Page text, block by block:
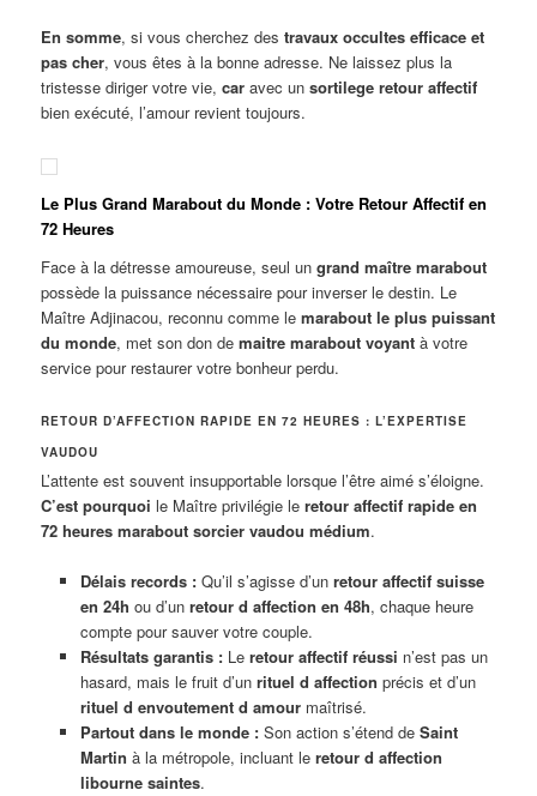
En somme, si vous cherchez destravaux occultes efficace et
pas cher, vous êtes à la bonne adresse. Ne laissez plus la
tristesse diriger votre vie,car avec unsortilege retour affectif
bien exécuté, l’amour revient toujours.
Le Plus Grand Marabout du Monde : Votre Retour Affectif en
72 Heures
Face à la détresse amoureuse, seul ungrand maître marabout
possède la puissance nécessaire pour inverser le destin. Le
Maître Adjinacou, reconnu comme lemarabout le plus puissant
du monde, met son don demaitre marabout voyant à votre
service pour restaurer votre bonheur perdu.
RETOUR D’AFFECTION RAPIDE EN 72 HEURES : L’EXPERTISE
VAUDOU
L’attente est souvent insupportable lorsque l’être aimé s’éloigne.
C’est pourquoi le Maître privilégie leretour affectif rapide en
72 heures marabout sorcier vaudou médium.
Délais records :Qu’il s’agisse d’un retour affectif suisse
en 24h ou d’un retour d affection en 48h, chaque heure
compte pour sauver votre couple.
Résultats garantis :Le retour affectif réussi n’est pas un
hasard, mais le fruit d’un rituel d affection précis et d’un
rituel d envoutement d amourmaîtrisé.
Partout dans le monde :Son action s’étend de Saint
Martin à la métropole, incluant le retour d affection
libourne saintes.